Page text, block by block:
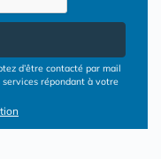
d’être contacté par mail
répondant à votre